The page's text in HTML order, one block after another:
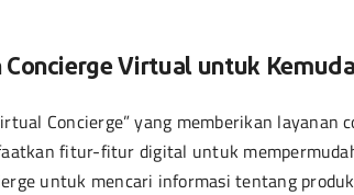
Virtual untuk
Concierge” yang memberikan layanan
fitur-fitur digital untuk
untuk mencari informasi tentang